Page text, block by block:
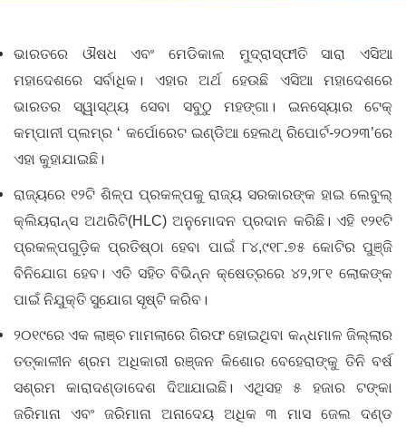
ଭାରତରେ ଔଷଧ ଏବଂ ମେଡିକାଲ ମୁଦ୍ରାସ୍ଫୀତି ସାରା ଏସିଆ
ମହାଦେଶରେ ସର୍ବାଧିକ। ଏହାର ଅର୍ଥ ହେଉଛି ଏସିଆ ମହାଦେଶରେ
ଭାରତର ସ୍ୱାସ୍ଥ୍ୟ ସେବା ସବୁଠୁ ମହଙ୍ଗା। ଇନସ୍ୟୋର ଟେକ୍
କମ୍ପାନୀ ପ୍ଲମ୍‌ର ‘ କର୍ପୋରେଟ ଇଣ୍ଡିଆ ହେଲଥ୍ ରିପୋର୍ଟ-୨୦୨୩’ରେ
ଏହା କୁହାଯାଇଛି।
ରାଜ୍ୟରେ ୧୨ଟି ଶିଳ୍ପ ପ୍ରକଳ୍ପକୁ ରାଜ୍ୟ ସରକାରଙ୍କ ହାଇ ଲେବୁଲ୍‌
କ୍ଲିୟରାନ୍ସ ଅଥରିଟି(HLC) ଅନୁମୋଦନ ପ୍ରଦାନ କରିଛି। ଏହି ୧୨୧ଟି
ପ୍ରକଳ୍ପଗୁଡ଼ିକ ପ୍ରତିଷ୍ଠା ହେବା ପାଇଁ ୮୪,୯୧୮.୭୫ କୋଟିର ପୁଞ୍ଜି
ବିନିଯୋଗ ହେବ। ଏତି ସହିତ ବିଭିନ୍ନ କ୍ଷେତ୍ରରେ ୪୨,୨୮୧ ଲୋକଙ୍କ
ପାଇଁ ନିଯୁକ୍ତି ସୁଯୋଗ ସୃଷ୍ଟି କରିବ।
୨୦୧୯ରେ ଏକ ଲାଞ୍ଚ ମାମଲାରେ ଗିରଫ ହୋଇଥିବା କନ୍ଧମାଳ ଜିଲ୍ଲାର
ତତ୍କାଳୀନ ଶ୍ରମ ଅଧିକାରୀ ରଞ୍ଜନ କିଶୋର ବେହେରାଙ୍କୁ ତିନି ବର୍ଷ
ସଶ୍ରମ କାରାଦଣ୍ଡାଦେଶ ଦିଆଯାଇଛି। ଏଥିସହ ୫ ହଜାର ଟଙ୍କା
ଜରିମାନା ଏବଂ ଜରିମାନା ଅନାଦେୟ ଅଧିକ ୩ ମାସ ଜେଲ ଦଣ୍ଡ